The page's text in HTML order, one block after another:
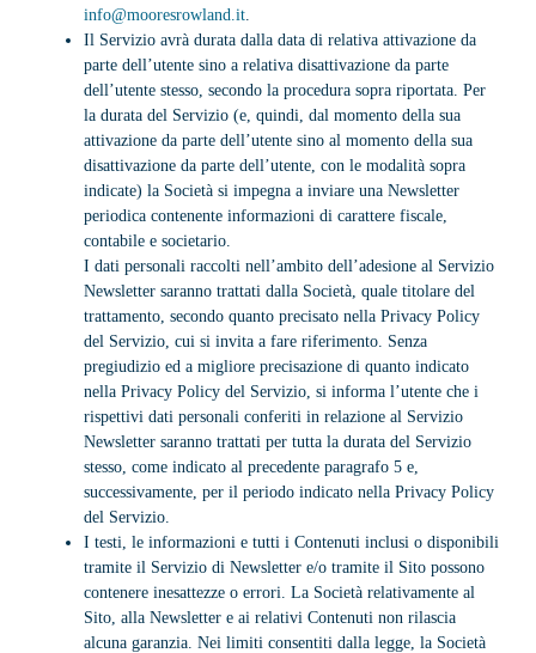
info@mooresrowland.it.
Il Servizio avrà durata dalla data di relativa attivazione da
parte dell’utente sino a relativa disattivazione da parte
dell’utente stesso, secondo la procedura sopra riportata. Per
la durata del Servizio (e, quindi, dal momento della sua
attivazione da parte dell’utente sino al momento della sua
disattivazione da parte dell’utente, con le modalità sopra
indicate) la Società si impegna a inviare una Newsletter
periodica contenente informazioni di carattere fiscale,
contabile e societario.
I dati personali raccolti nell’ambito dell’adesione al Servizio
Newsletter saranno trattati dalla Società, quale titolare del
trattamento, secondo quanto precisato nella Privacy Policy
del Servizio, cui si invita a fare riferimento. Senza
pregiudizio ed a migliore precisazione di quanto indicato
nella Privacy Policy del Servizio, si informa l’utente che i
rispettivi dati personali conferiti in relazione al Servizio
Newsletter saranno trattati per tutta la durata del Servizio
stesso, come indicato al precedente paragrafo 5 e,
successivamente, per il periodo indicato nella Privacy Policy
del Servizio.
I testi, le informazioni e tutti i Contenuti inclusi o disponibili
tramite il Servizio di Newsletter e/o tramite il Sito possono
contenere inesattezze o errori. La Società relativamente al
Sito, alla Newsletter e ai relativi Contenuti non rilascia
alcuna garanzia. Nei limiti consentiti dalla legge, la Società